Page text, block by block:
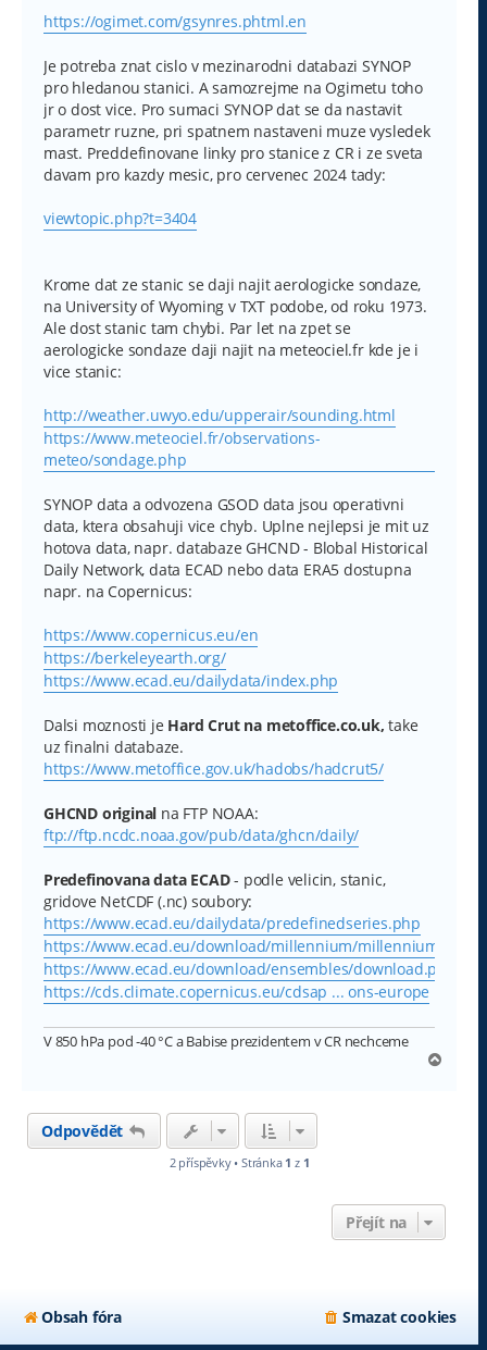
https://ogimet.com/gsynres.phtml.en
Je potreba znat cislo v mezinarodni databazi SYNOP
pro hledanou stanici. A samozrejme na Ogimetu toho
jr o dost vice. Pro sumaci SYNOP dat se da nastavit
parametr ruzne, pri spatnem nastaveni muze vysledek
mast. Preddefinovane linky pro stanice z CR i ze sveta
davam pro kazdy mesic, pro cervenec 2024 tady:
viewtopic.php?t=3404
Krome dat ze stanic se daji najit aerologicke sondaze,
na University of Wyoming v TXT podobe, od roku 1973.
Ale dost stanic tam chybi. Par let na zpet se
aerologicke sondaze daji najit na meteociel.fr kde je i
vice stanic:
http://weather.uwyo.edu/upperair/sounding.html
https://www.meteociel.fr/observations-
meteo/sondage.php
SYNOP data a odvozena GSOD data jsou operativni
data, ktera obsahuji vice chyb. Uplne nejlepsi je mit uz
hotova data, napr. databaze GHCND - Blobal Historical
Daily Network, data ECAD nebo data ERA5 dostupna
napr. na Copernicus:
https://www.copernicus.eu/en
https://berkeleyearth.org/
https://www.ecad.eu/dailydata/index.php
Dalsi moznosti je Hard Crut na metoffice.co.uk, take
uz finalni databaze.
https://www.metoffice.gov.uk/hadobs/hadcrut5/
GHCND original na FTP NOAA:
ftp://ftp.ncdc.noaa.gov/pub/data/ghcn/daily/
Predefinovana data ECAD- podle velicin, stanic,
gridove NetCDF (.nc) soubory:
https://www.ecad.eu/dailydata/predefinedseries.php
https://www.ecad.eu/download/millennium/millennium.php
https://www.ecad.eu/download/ensembles/download.php
https://cds.climate.copernicus.eu/cdsap ... ons-europe
V 850 hPa pod -40 °C a Babise prezidentem v CR nechceme
Odpovědět
2 příspěvky • Stránka 1 z 1
Přejít na
Obsah fóra Smazat cookies